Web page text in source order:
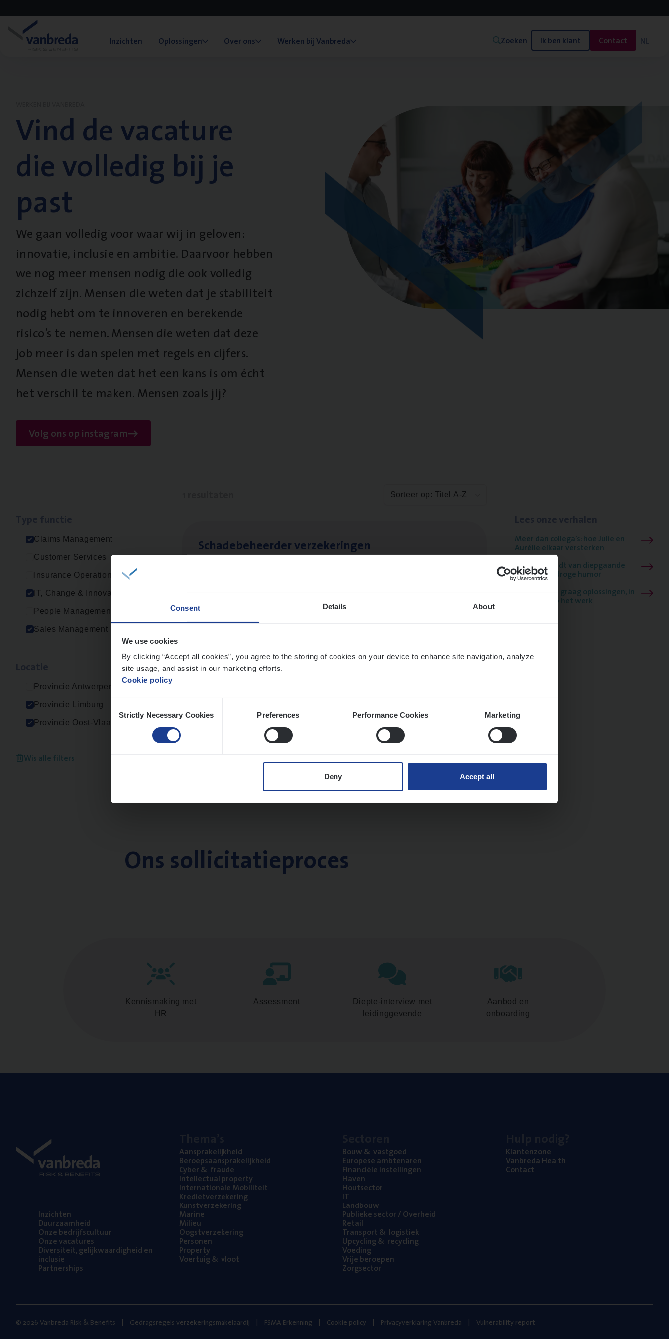
Consent Details About
We use cookies
By clicking “Accept all cookies”, you agree to the storing of cookies on your device to enhance site navigation, analyze
site usage, and assist in our marketing efforts.
Cookie policy
Selection
Strictly Necessary Cookies Preferences Performance Cookies Marketing
Deny Accept all
Inzichten Oplossingen Over ons Werken bij Vanbreda Zoeken Ik ben klant Contact NL
Vind de vacature
die volledig bij je
past
We gaan volledig voor waar wij in geloven:
innovatie, inclusie en ambitie. Daarvoor hebben
we nog meer mensen nodig die ook volledig
zichzelf zijn. Mensen die weten dat je stabiliteit
nodig hebt om te innoveren en berekende
risico’s te nemen. Mensen die weten dat deze
job meer is dan spelen met regels en cijfers.
Mensen die weten dat het een kans is om écht
het verschil te maken. Mensen zoals jij?
Volg ons op instagram
Claims Management
Customer Services
Insurance Operations
IT, Change & Innovation
People Management
Sales Management
Provincie Antwerpen
Provincie Limburg
Provincie Oost-Vlaanderen
Wis alle filters
Sorteer op: Titel A-Z
Scha­de­be­heer­der verzekeringen Meer dan collega’s: hoe Julie en
Aurélie elkaar versterken
Mathias houdt van diepgaande
dossiers én droge humor
Thalia zoekt graag oplossingen, in
games én op het werk
Ons sollicitatieproces
Kennismaking met
HR
Assessment
Diepte-interview met
leidinggevende
Aanbod en
onboarding
Inzich­ten
Duur­zaam­heid
Onze bedrijfs­cul­tuur
Onze vaca­tu­res
Diver­si­teit, gelijk­waar­dig­heid en
inclusie
Part­ner­ships
Aan­spra­ke­lijk­heid
Beroeps­aan­spra­ke­lijk­heid
Cyber& fraude
Intel­lec­tu­al property
Inter­na­ti­o­na­le Mobiliteit
Kre­diet­ver­ze­ke­ring
Kunst­ver­ze­ke­ring
Mari­ne
Mili­eu
Oogst­ver­ze­ke­ring
Per­so­nen
Pro­per­ty
Voer­tuig& vloot
Bouw& vastgoed
Euro­pe­se ambtenaren
Finan­ci­ë­le instellingen
Haven
Hout­sec­tor
IT
Land­bouw
Publie­ke sec­tor / Overheid
Retail
Trans­port& logistiek
Upcy­cling& recycling
Voe­ding
Vrije beroe­pen
Zorg­sec­tor
Klan­ten­zo­ne
Van­b­re­da Health
Con­tact
© 2026 Vanbreda Risk & Benefits Gedragsregels verzekeringsmakelaardij FSMA Erkenning Cookie policy Privacyverklaring Vanbreda Vulnerability report